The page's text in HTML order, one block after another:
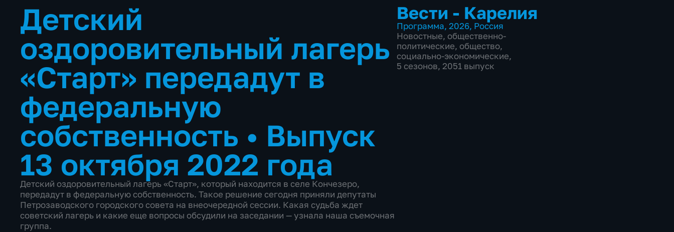
Детский
оздоровительный лагерь
«Старт» передадут в
федеральную
собственность • Выпуск
13 октября 2022 года
Детский оздоровительный лагерь «Старт», который находится в селе Кончезеро,
передадут в федеральную собственность. Такое решение сегодня приняли депутаты
Петрозаводского городского совета на внеочередной сессии. Какая судьба ждет
советский лагерь и какие еще вопросы обсудили на заседании — узнала наша съемочная
группа.
Вести - Карелия
Программа, 2026, Россия
Новостные, общественно-
политические, общество,
социально-экономические,
5 сезонов, 2051 выпуск